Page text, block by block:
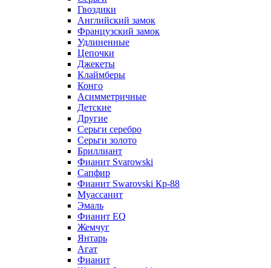
Гвоздики
Английский замок
Французский замок
Удлиненные
Цепочки
Джекеты
Клаймберы
Конго
Асимметричные
Детские
Другие
Серьги серебро
Серьги золото
Бриллиант
Фианит Svarowski
Сапфир
Фианит Swarovski Кр-88
Муассанит
Эмаль
Фианит EQ
Жемчуг
Янтарь
Агат
Фианит